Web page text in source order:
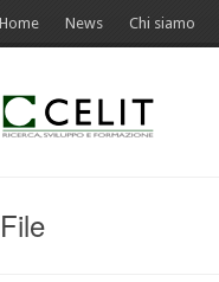
Home News Chi siamo
File